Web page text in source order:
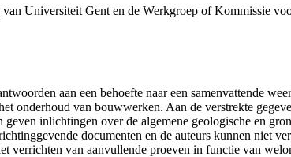
Universiteit Gent en de Werkgroep of Kommissie
aan een behoefte naar een samenvattende
van bouwwerken. Aan de verstrekte
inlichtingen over de algemene geologische en
documenten en de auteurs kunnen niet
verrichten van aanvullende proeven in functie van